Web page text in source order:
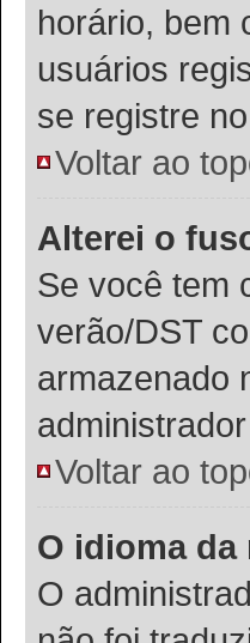
horário, bem
usuários
se registre
Voltar ao
Alterei o
Se você tem
verão/DST
armazenado
Voltar ao
O idioma
O